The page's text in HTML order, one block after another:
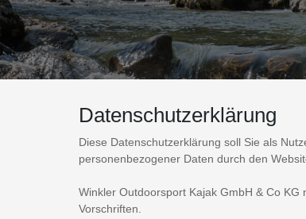
Datenschutzerklärung
Diese Datenschutzerklärung soll Sie als
personenbezogener Daten durch den
Winkler Outdoorsport Kajak GmbH & Co
Vorschriften.